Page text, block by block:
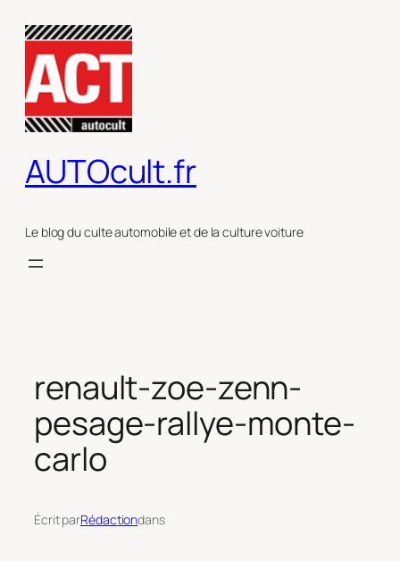
contenu
AUTOcult.fr
Le blog du culte automobile et de la culture voiture
renault-zoe-zenn-
pesage-rallye-monte-
carlo
Écrit parRédactiondans